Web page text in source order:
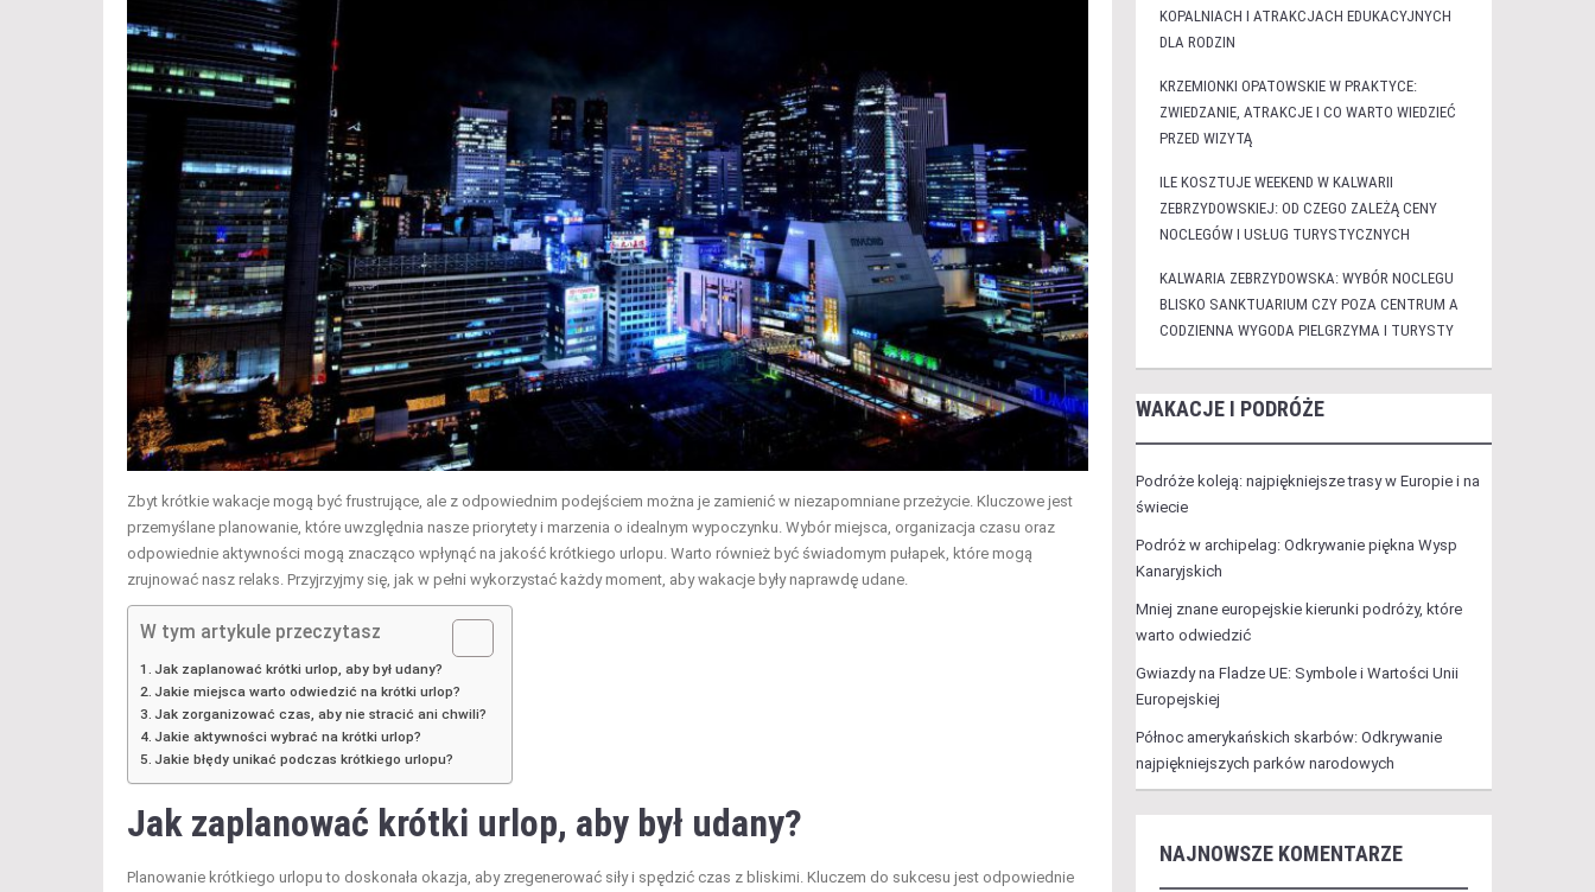
Zbyt krótkie wakacje mogą być frustrujące, ale z odpowiednim podejściem można je zamienić w niezapomniane przeżycie. Kluczowe jest
przemyślane planowanie, które uwzględnia nasze priorytety i marzenia o idealnym wypoczynku. Wybór miejsca, organizacja czasu oraz
odpowiednie aktywności mogą znacząco wpłynąć na jakość krótkiego urlopu. Warto również być świadomym pułapek, które mogą
zrujnować nasz relaks. Przyjrzyjmy się, jak w pełni wykorzystać każdy moment, aby wakacje były naprawdę udane.
W tym artykule przeczytasz
Jak zaplanować krótki urlop, aby był udany?
Jakie miejsca warto odwiedzić na krótki urlop?
Jak zorganizować czas, aby nie stracić ani chwili?
Jakie aktywności wybrać na krótki urlop?
Jakie błędy unikać podczas krótkiego urlopu?
Jak zaplanować krótki urlop, aby był udany?
Planowanie krótkiego urlopu to doskonała okazja, aby zregenerować siły i spędzić czas z bliskimi. Kluczem do sukcesu jest odpowiednie
KOPALNIACH I ATRAKCJACH EDUKACYJNYCH
DLA RODZIN
KRZEMIONKI OPATOWSKIE W PRAKTYCE:
ZWIEDZANIE, ATRAKCJE I CO WARTO WIEDZIEĆ
PRZED WIZYTĄ
ILE KOSZTUJE WEEKEND W KALWARII
ZEBRZYDOWSKIEJ: OD CZEGO ZALEŻĄ CENY
NOCLEGÓW I USŁUG TURYSTYCZNYCH
KALWARIA ZEBRZYDOWSKA: WYBÓR NOCLEGU
BLISKO SANKTUARIUM CZY POZA CENTRUM A
CODZIENNA WYGODA PIELGRZYMA I TURYSTY
WAKACJE I PODRÓŻE
Podróże koleją: najpiękniejsze trasy w Europie i na
świecie
Podróż w archipelag: Odkrywanie piękna Wysp
Kanaryjskich
Mniej znane europejskie kierunki podróży, które
warto odwiedzić
Gwiazdy na Fladze UE: Symbole i Wartości Unii
Europejskiej
Północ amerykańskich skarbów: Odkrywanie
najpiękniejszych parków narodowych
NAJNOWSZE KOMENTARZE